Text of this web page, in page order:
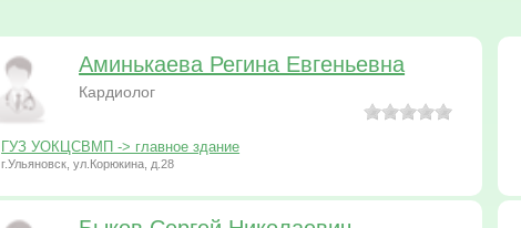
Аминькаева Регина Евгеньевна
Кардиолог
ГУЗ УОКЦСВМП -> главное здание
г.Ульяновск, ул.Корюкина, д.28